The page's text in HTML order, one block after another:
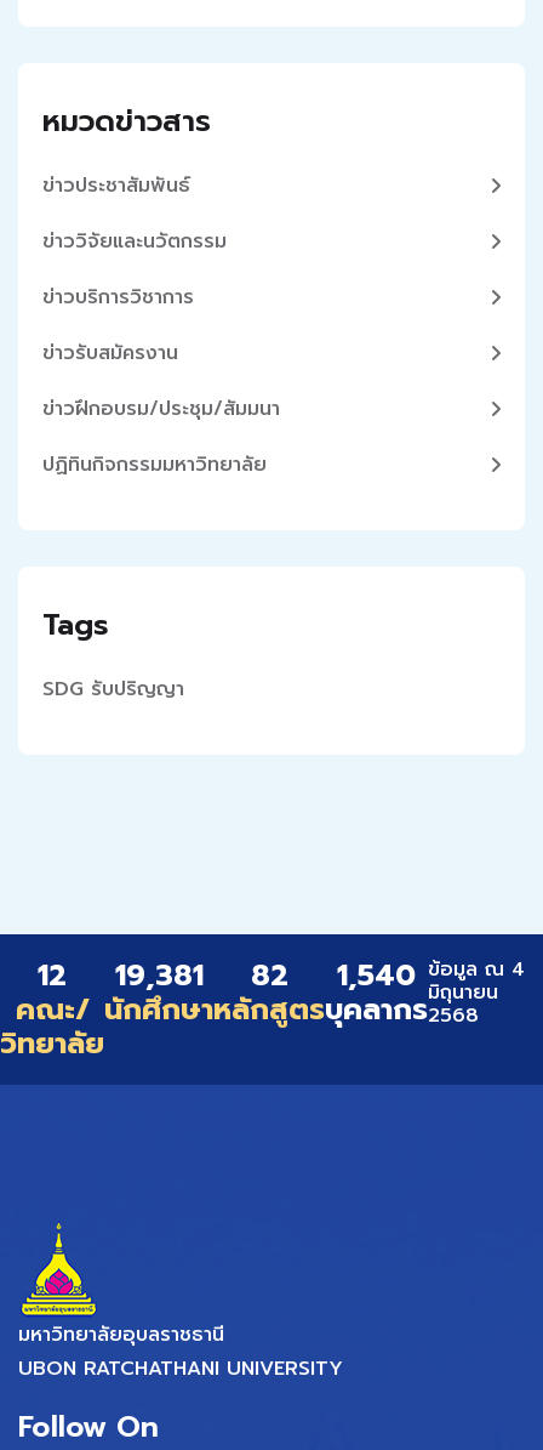
หมวดข่าวสาร
ข่าวประชาสัมพันธ์
ข่าววิจัยและนวัตกรรม
ข่าวบริการวิชาการ
ข่าวรับสมัครงาน
ข่าวฝึกอบรม/ประชุม/สัมมนา
ปฏิทินกิจกรรมมหาวิทยาลัย
Tags
SDG รับปริญญา
12
คณะ/
วิทยาลัย
19,381
นักศึกษา
82
หลักสูตร
1,540
บุคลากร
ข้อมูล ณ 4
มิถุนายน
2568
มหาวิทยาลัยอุบลราชธานี
UBON RATCHATHANI UNIVERSITY
Follow On